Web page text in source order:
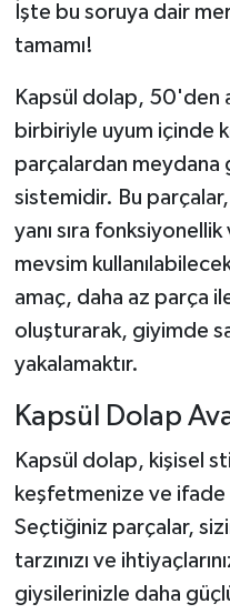
İşte bu soruya dair
tamamı!
Kapsül dolap, 50'den
birbiriyle uyum içinde
parçalardan meydana
sistemidir. Bu
yanı sıra
mevsim
amaç, daha az parça
oluşturarak, giyimde
yakalamaktır.
Kapsül Dolap
Kapsül dolap, kişisel
keşfetmenize ve ifade
Seçtiğiniz parçalar,
tarzınızı ve
giysilerinizle daha